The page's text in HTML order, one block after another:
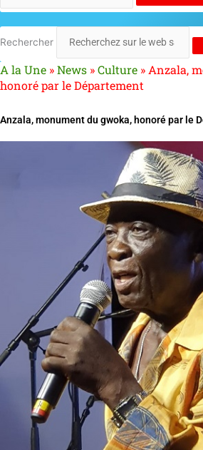
Rechercher
A la Une »News »Culture »Anzala,
honoré par le Département
Anzala, monument du gwoka, honoré par le